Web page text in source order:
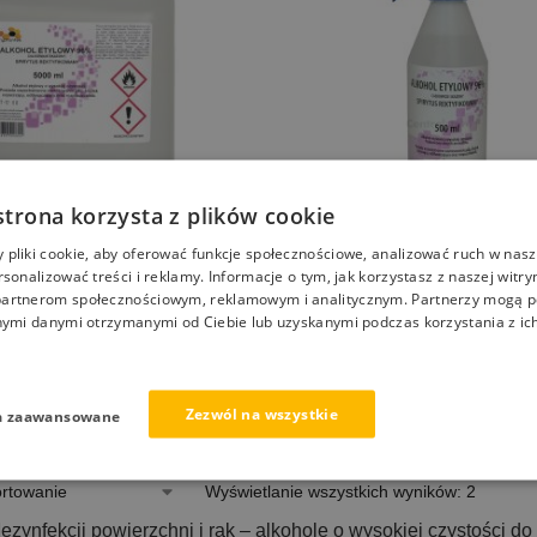
całkowicie skażony
wysokiej jakości RO1E
Alkohol Etylowy o wysokiej
(etanol 96%) spirytus
Wyświetlanie wszystkich wyników: 2
powierzchni i rąk – alkohole o wysokiej czystości
korzysta z plików cookie
pliki cookie, aby oferować funkcje społecznościowe, analizować ruch w
treści i reklamy. Informacje o tym, jak korzystasz z naszej
społecznościowym, reklamowym i analitycznym. Partnerzy mogą
danymi otrzymanymi od Ciebie lub uzyskanymi podczas korzystania z
Zezwól na wszystkie